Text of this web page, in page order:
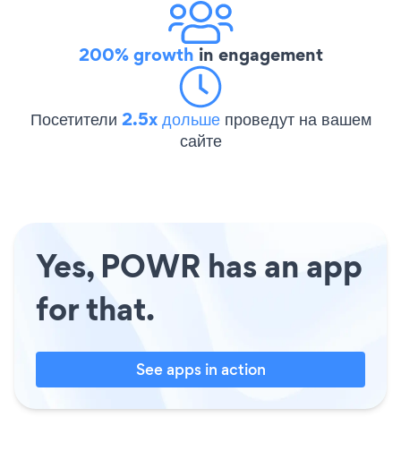
200% growth in engagement
Посетители 2.5x дольше проведут на вашем
сайте
Yes, POWR has an app
for that.
See apps in action